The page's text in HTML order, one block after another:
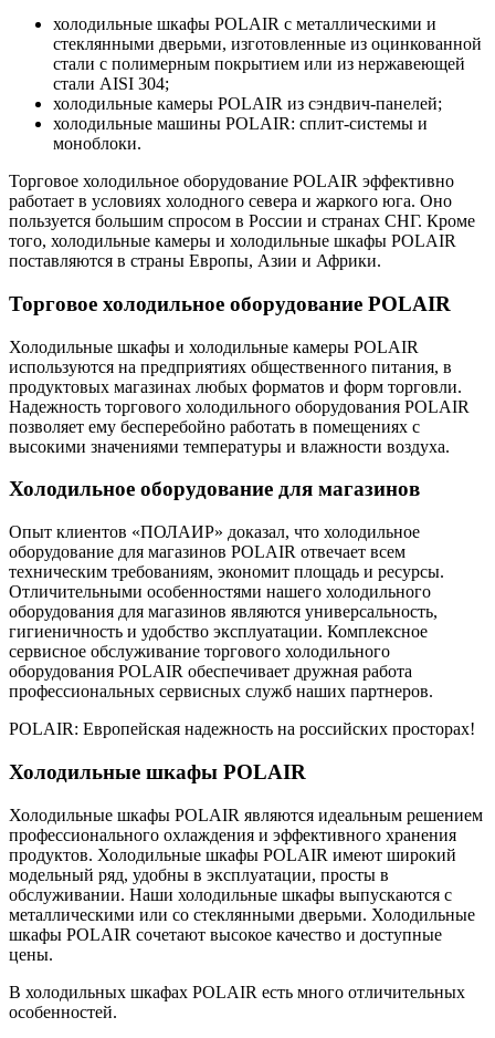
холодильные шкафы POLAIR с металлическими и
стеклянными дверьми, изготовленные из оцинкованной
стали с полимерным покрытием или из нержавеющей
стали AISI 304;
холодильные камеры POLAIR из сэндвич-панелей;
холодильные машины POLAIR: сплит-системы и
моноблоки.
Торговое холодильное оборудование POLAIR эффективно
работает в условиях холодного севера и жаркого юга. Оно
пользуется большим спросом в России и странах СНГ. Кроме
того, холодильные камеры и холодильные шкафы POLAIR
поставляются в страны Европы, Азии и Африки.
Торговое холодильное оборудование POLAIR
Холодильные шкафы и холодильные камеры POLAIR
используются на предприятиях общественного питания, в
продуктовых магазинах любых форматов и форм торговли.
Надежность торгового холодильного оборудования POLAIR
позволяет ему бесперебойно работать в помещениях с
высокими значениями температуры и влажности воздуха.
Холодильное оборудование для магазинов
Опыт клиентов «ПОЛАИР» доказал, что холодильное
оборудование для магазинов POLAIR отвечает всем
техническим требованиям, экономит площадь и ресурсы.
Отличительными особенностями нашего холодильного
оборудования для магазинов являются универсальность,
гигиеничность и удобство эксплуатации. Комплексное
сервисное обслуживание торгового холодильного
оборудования POLAIR обеспечивает дружная работа
профессиональных сервисных служб наших партнеров.
POLAIR: Европейская надежность на российских просторах!
Холодильные шкафы POLAIR
Холодильные шкафы POLAIR являются идеальным решением
профессионального охлаждения и эффективного хранения
продуктов. Холодильные шкафы POLAIR имеют широкий
модельный ряд, удобны в эксплуатации, просты в
обслуживании. Наши холодильные шкафы выпускаются с
металлическими или со стеклянными дверьми. Холодильные
шкафы POLAIR сочетают высокое качество и доступные
цены.
В холодильных шкафах POLAIR есть много отличительных
особенностей.